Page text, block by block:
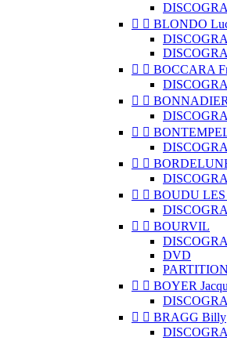
  BLONDO
  BOCCARA
 
 
 
  BOUDU LES
  BOURVIL
DVD
  BOYER
  BRAGG Billy